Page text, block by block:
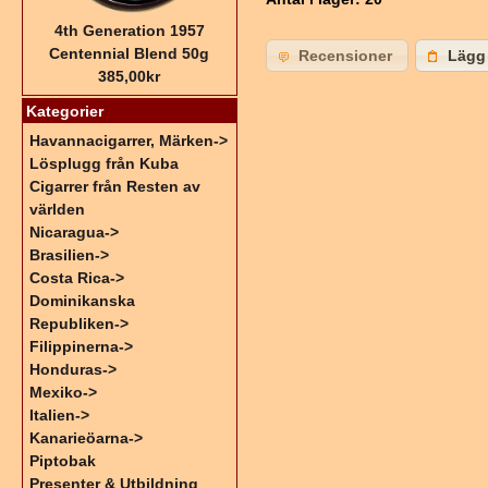
Recensioner
4th Generation 1957
Centennial Blend 50g
385,00kr
Kategorier
Havannacigarrer, Märken->
Lösplugg från Kuba
Cigarrer från Resten av
världen
Nicaragua->
Brasilien->
Costa Rica->
Dominikanska
Republiken->
Filippinerna->
Honduras->
Mexiko->
Italien->
Kanarieöarna->
Piptobak
Presenter & Utbildning